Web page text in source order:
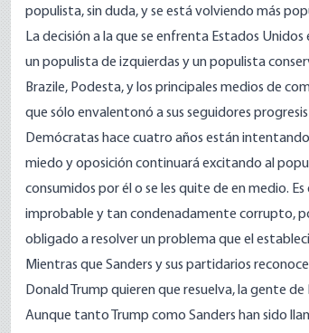
populista, sin duda, y se está volviendo más
La decisión a la que se enfrenta Estados
un populista de izquierdas y un populista
Brazile, Podesta, y los principales medios de
que sólo envalentonó a sus seguidores
Demócratas hace cuatro años están
miedo y oposición continuará excitando al
consumidos por él o se les quite de en medio.
improbable y tan condenadamente corrupto,
obligado a resolver un problema que el
Mientras que Sanders y sus partidarios
Donald Trump quieren que resuelva, la gente
Aunque tanto Trump como Sanders han sido